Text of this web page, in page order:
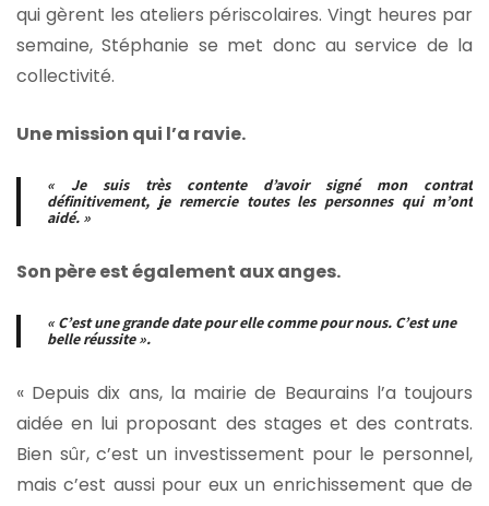
qui gèrent les ateliers périscolaires. Vingt heures par
semaine, Stéphanie se met donc au service de la
collectivité.
Une mission qui l’a ravie.
« Je suis très contente d’avoir signé mon contrat
définitivement, je remercie toutes les personnes qui m’ont
aidé. »
Son père est également aux anges.
« C’est une grande date pour elle comme pour nous. C’est une
belle réussite ».
« Depuis dix ans, la mairie de Beaurains l’a toujours
aidée en lui proposant des stages et des contrats.
Bien sûr, c’est un investissement pour le personnel,
mais c’est aussi pour eux un enrichissement que de